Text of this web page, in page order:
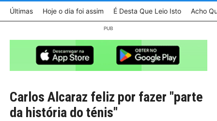
Últimas Hoje o dia foi assim É Desta Que Leio Isto Acho
Carlos Alcaraz feliz por fazer "parte
da história do ténis"